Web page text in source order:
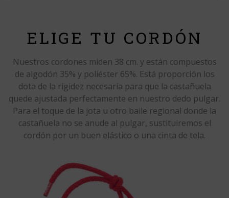
ELIGE TU CORDÓN
Nuestros cordones miden 38 cm. y están compuestos
de algodón 35% y poliéster 65%. Está proporción los
dota de la rigidez necesaria para que la castañuela
quede ajustada perfectamente en nuestro dedo pulgar.
Para el toque de la jota u otro baile regional donde la
castañuela no se anude al pulgar, sustituiremos el
cordón por un buen elástico o una cinta de tela.